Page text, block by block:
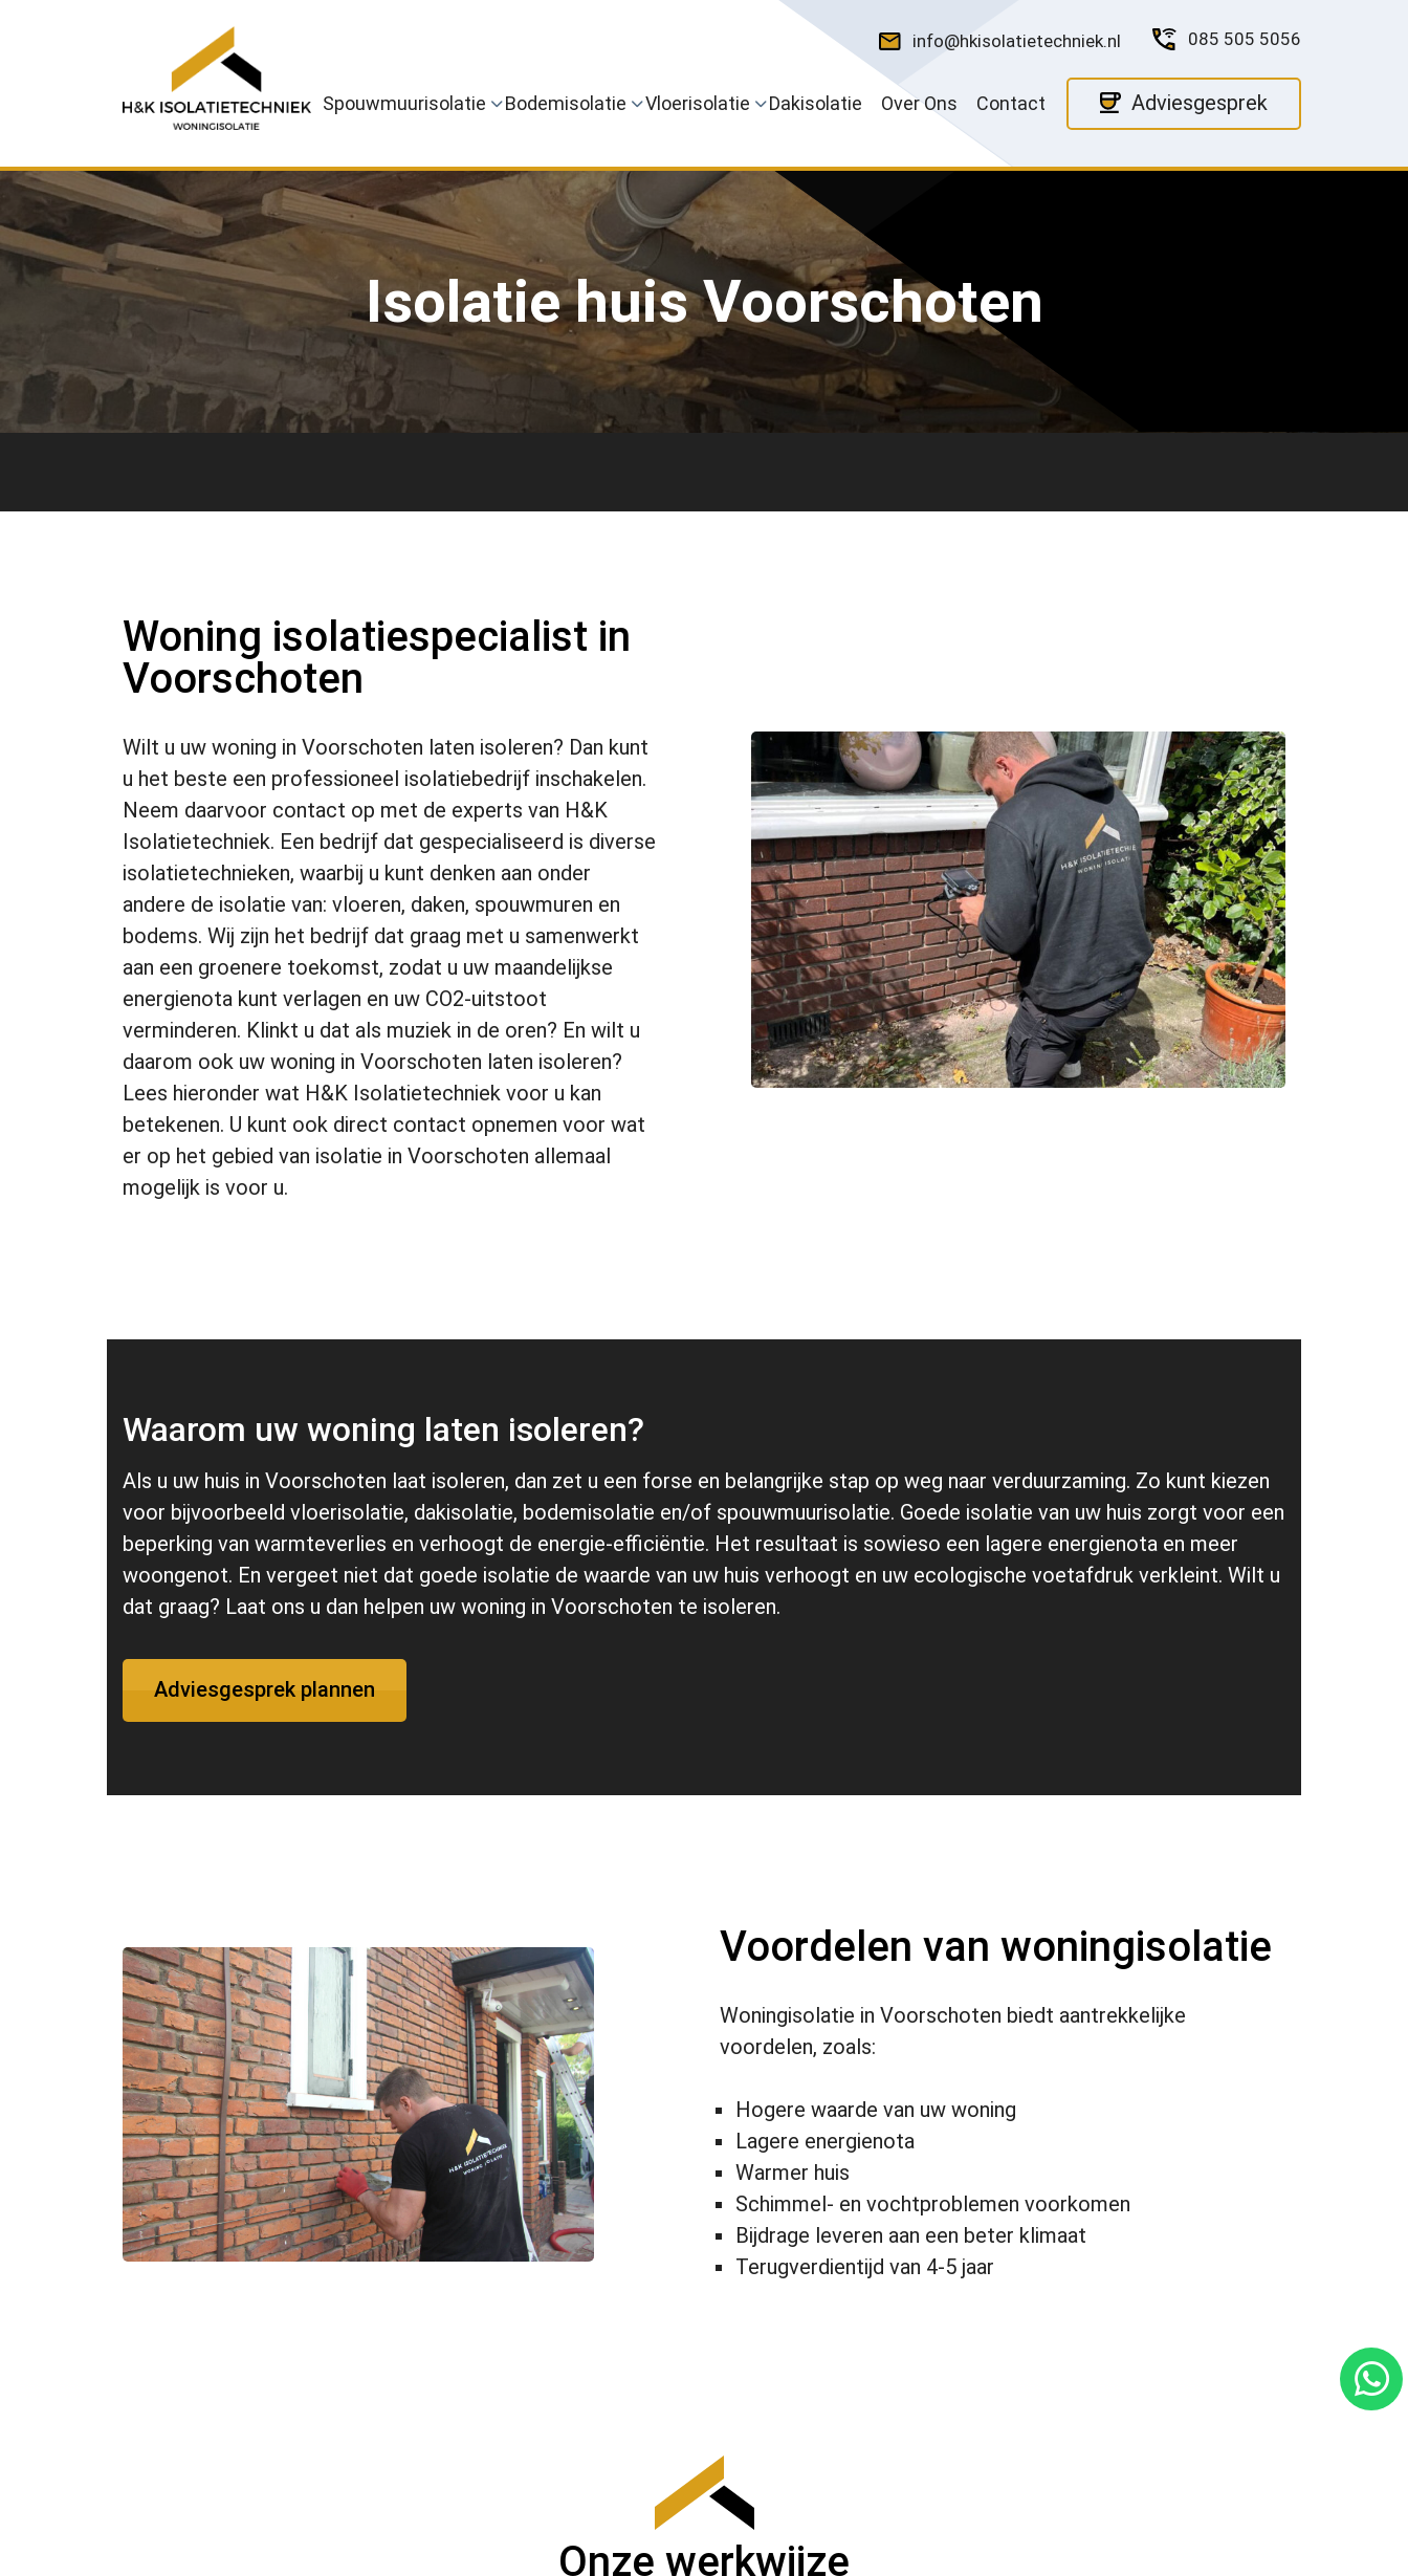
info@hkisolatietechniek.nl 085 505 5056
Spouwmuurisolatie Bodemisolatie Vloerisolatie Dakisolatie Over Ons Contact Adviesgesprek
Isolatie huis Voorschoten
Woning isolatiespecialist in
Voorschoten
Wilt u uw woning in Voorschoten laten isoleren? Dan kunt
u het beste een professioneel isolatiebedrijf inschakelen.
Neem daarvoor contact op met de experts van H&K
Isolatietechniek. Een bedrijf dat gespecialiseerd is diverse
isolatietechnieken, waarbij u kunt denken aan onder
andere de isolatie van: vloeren, daken, spouwmuren en
bodems. Wij zijn het bedrijf dat graag met u samenwerkt
aan een groenere toekomst, zodat u uw maandelijkse
energienota kunt verlagen en uw CO2-uitstoot
verminderen. Klinkt u dat als muziek in de oren? En wilt u
daarom ook uw woning in Voorschoten laten isoleren?
Lees hieronder wat H&K Isolatietechniek voor u kan
betekenen. U kunt ook direct contact opnemen voor wat
er op het gebied van isolatie in Voorschoten allemaal
mogelijk is voor u.
Waarom uw woning laten isoleren?
Als u uw huis in Voorschoten laat isoleren, dan zet u een forse en belangrijke stap op weg naar verduurzaming. Zo kunt kiezen
voor bijvoorbeeld vloerisolatie, dakisolatie, bodemisolatie en/of spouwmuurisolatie. Goede isolatie van uw huis zorgt voor een
beperking van warmteverlies en verhoogt de energie-efficiëntie. Het resultaat is sowieso een lagere energienota en meer
woongenot. En vergeet niet dat goede isolatie de waarde van uw huis verhoogt en uw ecologische voetafdruk verkleint. Wilt u
dat graag? Laat ons u dan helpen uw woning in Voorschoten te isoleren.
Adviesgesprek plannen
Voordelen van woningisolatie
Woningisolatie in Voorschoten biedt aantrekkelijke
voordelen, zoals:
Hogere waarde van uw woning
Lagere energienota
Warmer huis
Schimmel- en vochtproblemen voorkomen
Bijdrage leveren aan een beter klimaat
Terugverdientijd van 4-5 jaar
Onze werkwijze